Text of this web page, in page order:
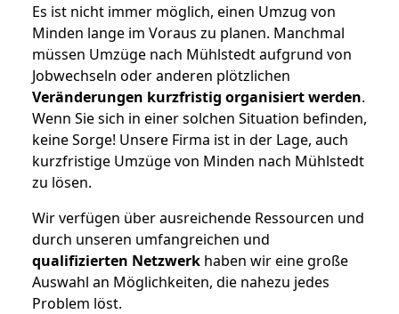
Es ist nicht immer möglich, einen Umzug von
Minden lange im Voraus zu planen. Manchmal
müssen Umzüge nach Mühlstedt aufgrund von
Jobwechseln oder anderen plötzlichen
Veränderungen kurzfristig organisiert werden.
Wenn Sie sich in einer solchen Situation befinden,
keine Sorge! Unsere Firma ist in der Lage, auch
kurzfristige Umzüge von Minden nach Mühlstedt
zu lösen.
Wir verfügen über ausreichende Ressourcen und
durch unseren umfangreichen und
qualifizierten Netzwerk haben wir eine große
Auswahl an Möglichkeiten, die nahezu jedes
Problem löst.